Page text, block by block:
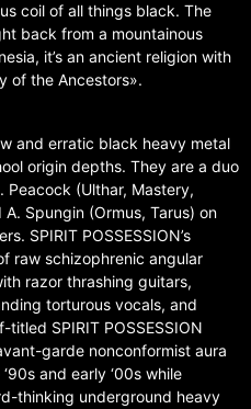
coil of all things black. The
back from a mountainous
it’s an ancient religion with
of the Ancestors».
and erratic black heavy metal
origin depths. They are a duo
(Ulthar, Mastery,
Spungin (Ormus, Tarus) on
SPIRIT POSSESSION’s
raw schizophrenic angular
razor thrashing guitars,
torturous vocals, and
SPIRIT POSSESSION
garde nonconformist aura
and early ‘00s while
thinking underground heavy